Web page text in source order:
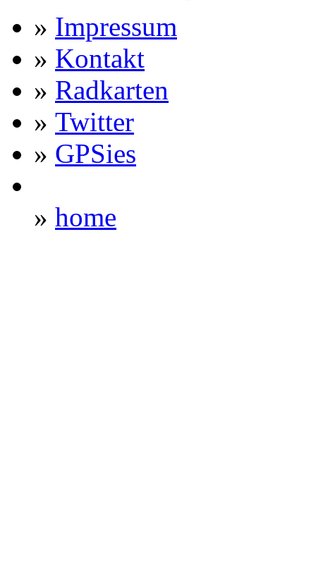
» Impressum
» Kontakt
» Radkarten
» Twitter
» GPSies
» home